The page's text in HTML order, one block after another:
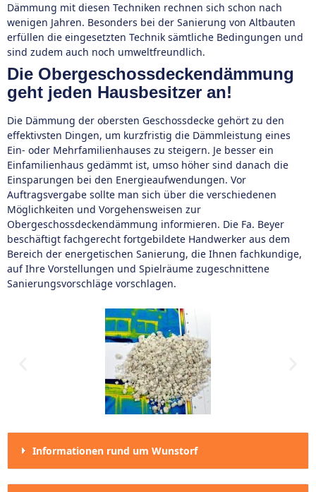
Dämmung mit diesen Techniken rechnen sich schon nach
wenigen Jahren. Besonders bei der Sanierung von Altbauten
erfüllen die eingesetzten Technik sämtliche Bedingungen und
sind zudem auch noch umweltfreundlich.
Die Obergeschossdeckendämmung
geht jeden Hausbesitzer an!
Die Dämmung der obersten Geschossdecke gehört zu den
effektivsten Dingen, um kurzfristig die Dämmleistung eines
Ein- oder Mehrfamilienhauses zu steigern. Je besser ein
Einfamilienhaus gedämmt ist, umso höher sind danach die
Einsparungen bei den Energieaufwendungen. Vor
Auftragsvergabe sollte man sich über die verschiedenen
Möglichkeiten und Vorgehensweisen zur
Obergeschossdeckendämmung informieren. Die Fa. Beyer
beschäftigt fachgerecht fortgebildete Handwerker aus dem
Bereich der energetischen Sanierung, die Ihnen fachkundige,
auf Ihre Vorstellungen und Spielräume zugeschnittene
Sanierungsvorschläge vorschlagen.
Informationen rund um Wunstorf